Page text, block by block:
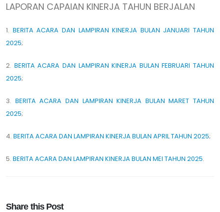
LAPORAN CAPAIAN KINERJA TAHUN BERJALAN
1. BERITA ACARA DAN LAMPIRAN KINERJA BULAN JANUARI TAHUN
2025;
2. BERITA ACARA DAN LAMPIRAN KINERJA BULAN FEBRUARI TAHUN
2025;
3. BERITA ACARA DAN LAMPIRAN KINERJA BULAN MARET TAHUN
2025;
4. BERITA ACARA DAN LAMPIRAN KINERJA BULAN APRIL TAHUN 2025;
5. BERITA ACARA DAN LAMPIRAN KINERJA BULAN MEI TAHUN 2025.
Share this Post